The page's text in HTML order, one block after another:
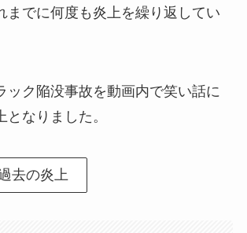
までに何度も炎上を繰り返してい
ック陥没事故を動画内で笑い話に
となりました。
去の炎上